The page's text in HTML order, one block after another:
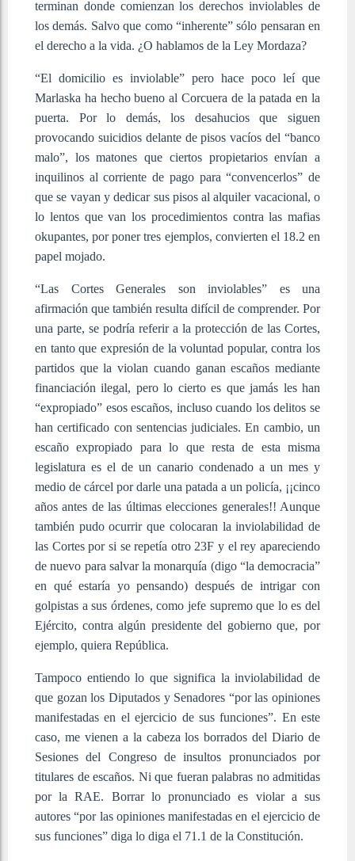
terminan donde comienzan los derechos inviolables de
los demás. Salvo que como “inherente” sólo pensaran en
el derecho a la vida. ¿O hablamos de la Ley Mordaza?
“El domicilio es inviolable” pero hace poco leí que
Marlaska ha hecho bueno al Corcuera de la patada en la
puerta. Por lo demás, los desahucios que siguen
provocando suicidios delante de pisos vacíos del “banco
malo”, los matones que ciertos propietarios envían a
inquilinos al corriente de pago para “convencerlos” de
que se vayan y dedicar sus pisos al alquiler vacacional, o
lo lentos que van los procedimientos contra las mafias
okupantes, por poner tres ejemplos, convierten el 18.2 en
papel mojado.
“Las Cortes Generales son inviolables” es una
afirmación que también resulta difícil de comprender. Por
una parte, se podría referir a la protección de las Cortes,
en tanto que expresión de la voluntad popular, contra los
partidos que la violan cuando ganan escaños mediante
financiación ilegal, pero lo cierto es que jamás les han
“expropiado” esos escaños, incluso cuando los delitos se
han certificado con sentencias judiciales. En cambio, un
escaño expropiado para lo que resta de esta misma
legislatura es el de un canario condenado a un mes y
medio de cárcel por darle una patada a un policía, ¡¡cinco
años antes de las últimas elecciones generales!! Aunque
también pudo ocurrir que colocaran la inviolabilidad de
las Cortes por si se repetía otro 23F y el rey apareciendo
de nuevo para salvar la monarquía (digo “la democracia”
en qué estaría yo pensando) después de intrigar con
golpistas a sus órdenes, como jefe supremo que lo es del
Ejército, contra algún presidente del gobierno que, por
ejemplo, quiera República.
Tampoco entiendo lo que significa la inviolabilidad de
que gozan los Diputados y Senadores “por las opiniones
manifestadas en el ejercicio de sus funciones”. En este
caso, me vienen a la cabeza los borrados del Diario de
Sesiones del Congreso de insultos pronunciados por
titulares de escaños. Ni que fueran palabras no admitidas
por la RAE. Borrar lo pronunciado es violar a sus
autores “por las opiniones manifestadas en el ejercicio de
sus funciones” diga lo diga el 71.1 de la Constitución.